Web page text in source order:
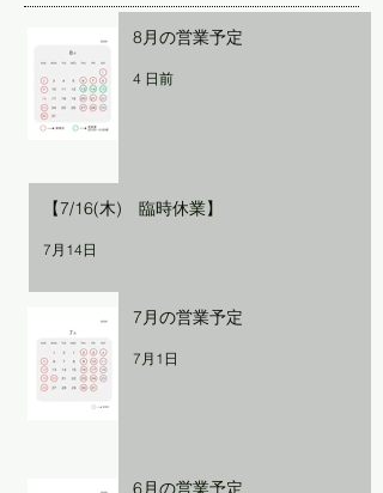
8月の営業予定
4 日前
【7/16(木) 臨時休業】
7月14日
7月の営業予定
7月1日
6月の営業予定